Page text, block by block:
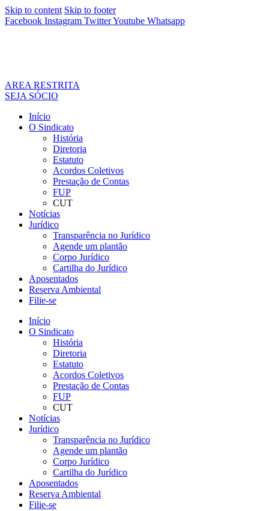
Skip to content Skip to footer
Facebook Instagram TwitterYoutube Whatsapp
AREA RESTRITA
SEJA SÓCIO
Início
O Sindicato
História
Diretoria
Estatuto
Acordos Coletivos
Prestação de Contas
FUP
CUT
Notícias
Jurídico
Transparência no Jurídico
Agende um plantão
Corpo Jurídico
Cartilha do Jurídico
Aposentados
Reserva Ambiental
Filie-se
Início
O Sindicato
História
Diretoria
Estatuto
Acordos Coletivos
Prestação de Contas
FUP
CUT
Notícias
Jurídico
Transparência no Jurídico
Agende um plantão
Corpo Jurídico
Cartilha do Jurídico
Aposentados
Reserva Ambiental
Filie-se